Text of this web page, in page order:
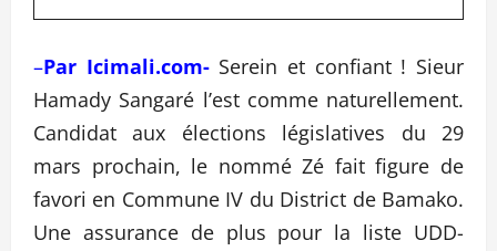
–Par Icimali.com- Serein et confiant ! Sieur
Hamady Sangaré l’est comme naturellement.
Candidat aux élections législatives du 29
mars prochain, le nommé Zé fait figure de
favori en Commune IV du District de Bamako.
Une assurance de plus pour la liste UDD-